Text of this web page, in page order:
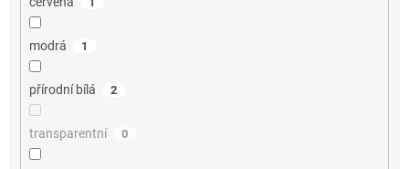
modrá 1
přírodní bílá 2
transparentní 0